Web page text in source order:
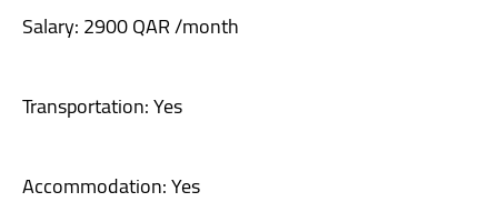
Salary: 2900 QAR /month
Transportation: Yes
Accommodation: Yes